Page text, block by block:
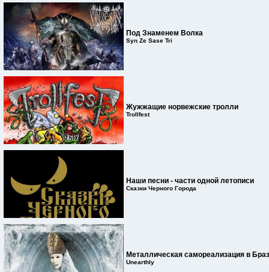
Под Знаменем Волка
Syn Ze Sase Tri
Жужжащие норвежские тролли
Trollfest
Наши песни - части одной летописи
Сказки Черного Города
Металлическая самореализация в
Unearthly